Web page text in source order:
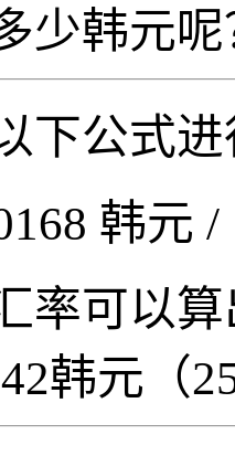
少韩元呢
下公式
韩元
率可以
韩元（